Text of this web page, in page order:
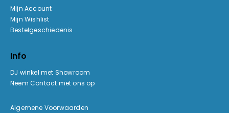
Mijn Account
Mijn Wishlist
Bestelgeschiedenis
Info
DJ winkel met Showroom
Neem Contact met ons op
Algemene Voorwaarden